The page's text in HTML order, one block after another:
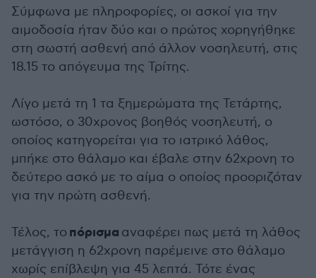
Σύμφωνα με πληροφορίες, οι ασκοί για την
αιμοδοσία ήταν δύο και ο πρώτος χορηγήθηκε
στη σωστή ασθενή από άλλον νοσηλευτή, στις
18.15 το απόγευμα της Τρίτης.
Λίγο μετά τη 1 τα ξημερώματα της Τετάρτης,
ωστόσο, ο 30χρονος βοηθός νοσηλευτή, ο
οποίος κατηγορείται για το ιατρικό λάθος,
μπήκε στο θάλαμο και έβαλε στην 62χρονη το
δεύτερο ασκό με το αίμα ο οποίος προοριζόταν
για την πρώτη ασθενή.
Τέλος, τοπόρισμα αναφέρει πως μετά τη λάθος
μετάγγιση η 62χρονη παρέμεινε στο θάλαμο
χωρίς επίβλεψη για 45 λεπτά. Τότε ένας